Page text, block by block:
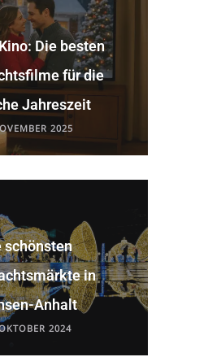
Die besten
für die
Jahreszeit
2025
schönsten
in
Anhalt
2024